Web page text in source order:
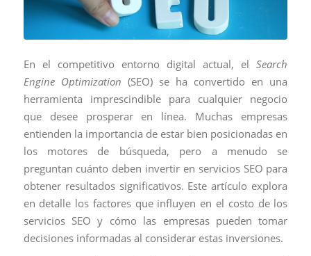
En el competitivo entorno digital actual, elSearch
Engine Optimization (SEO) se ha convertido en una
herramienta imprescindible para cualquier negocio
que desee prosperar en línea. Muchas empresas
entienden la importancia de estar bien posicionadas en
los motores de búsqueda, pero a menudo se
preguntan cuánto deben invertir en servicios SEO para
obtener resultados significativos. Este artículo explora
en detalle los factores que influyen en el costo de los
servicios SEO y cómo las empresas pueden tomar
decisiones informadas al considerar estas inversiones.